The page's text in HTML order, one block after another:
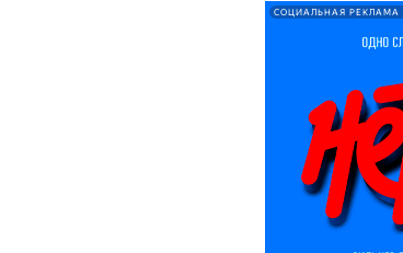
СОЦИАЛЬНАЯ РЕКЛАМА